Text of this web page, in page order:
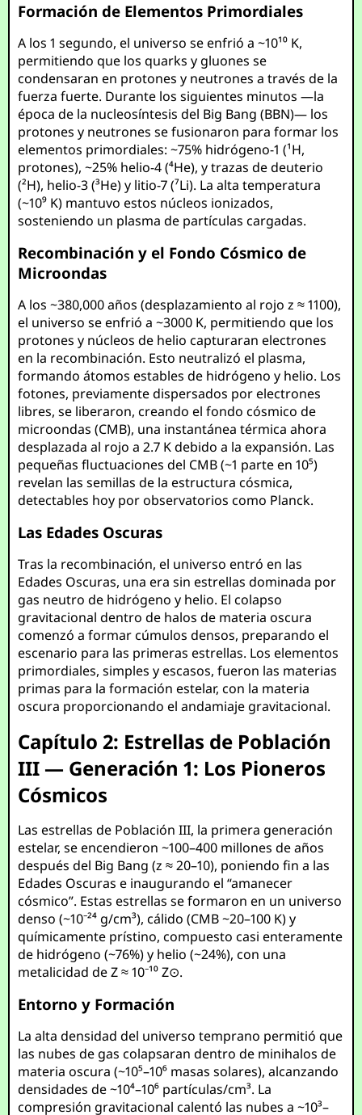
Formación de Elementos Primordiales
A los 1 segundo, el universo se enfrió a ~10¹⁰ K,
permitiendo que los quarks y gluones se
condensaran en protones y neutrones a través de la
fuerza fuerte. Durante los siguientes minutos —la
época de la nucleosíntesis del Big Bang (BBN)— los
protones y neutrones se fusionaron para formar los
elementos primordiales: ~75% hidrógeno-1 (¹H,
protones), ~25% helio-4 (⁴He), y trazas de deuterio
(²H), helio-3 (³He) y litio-7 (⁷Li). La alta temperatura
(~10⁹ K) mantuvo estos núcleos ionizados,
sosteniendo un plasma de partículas cargadas.
Recombinación y el Fondo Cósmico de
Microondas
A los ~380,000 años (desplazamiento al rojo z ≈ 1100),
el universo se enfrió a ~3000 K, permitiendo que los
protones y núcleos de helio capturaran electrones
en la recombinación. Esto neutralizó el plasma,
formando átomos estables de hidrógeno y helio. Los
fotones, previamente dispersados por electrones
libres, se liberaron, creando el fondo cósmico de
microondas (CMB), una instantánea térmica ahora
desplazada al rojo a 2.7 K debido a la expansión. Las
pequeñas fluctuaciones del CMB (~1 parte en 10⁵)
revelan las semillas de la estructura cósmica,
detectables hoy por observatorios como Planck.
Las Edades Oscuras
Tras la recombinación, el universo entró en las
Edades Oscuras, una era sin estrellas dominada por
gas neutro de hidrógeno y helio. El colapso
gravitacional dentro de halos de materia oscura
comenzó a formar cúmulos densos, preparando el
escenario para las primeras estrellas. Los elementos
primordiales, simples y escasos, fueron las materias
primas para la formación estelar, con la materia
oscura proporcionando el andamiaje gravitacional.
Capítulo 2: Estrellas de Población
III — Generación 1: Los Pioneros
Cósmicos
Las estrellas de Población III, la primera generación
estelar, se encendieron ~100–400 millones de años
después del Big Bang (z ≈ 20–10), poniendo fin a las
Edades Oscuras e inaugurando el “amanecer
cósmico”. Estas estrellas se formaron en un universo
denso (~10⁻²⁴ g/cm³), cálido (CMB ~20–100 K) y
químicamente prístino, compuesto casi enteramente
de hidrógeno (~76%) y helio (~24%), con una
metalicidad de Z ≈ 10⁻¹⁰ Z⊙.
Entorno y Formación
La alta densidad del universo temprano permitió que
las nubes de gas colapsaran dentro de minihalos de
materia oscura (~10⁵–10⁶ masas solares), alcanzando
densidades de ~10⁴–10⁶ partículas/cm³. La
compresión gravitacional calentó las nubes a ~10³–